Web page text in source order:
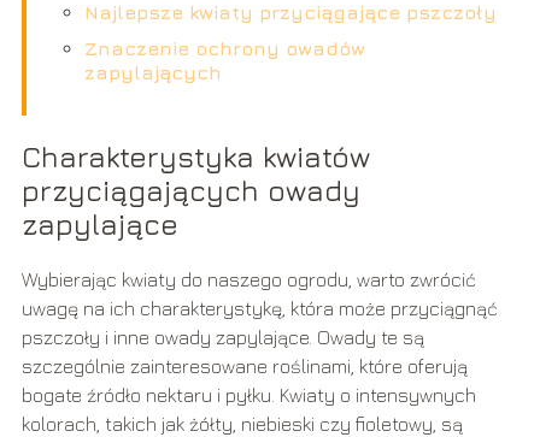
Najlepsze kwiaty przyciągające pszczoły
Znaczenie ochrony owadów
zapylających
Charakterystyka kwiatów
przyciągających owady
zapylające
Wybierając kwiaty do naszego ogrodu, warto zwrócić
uwagę na ich charakterystykę, która może przyciągnąć
pszczoły i inne owady zapylające. Owady te są
szczególnie zainteresowane roślinami, które oferują
bogate źródło nektaru i pyłku. Kwiaty o intensywnych
kolorach, takich jak żółty, niebieski czy fioletowy, są